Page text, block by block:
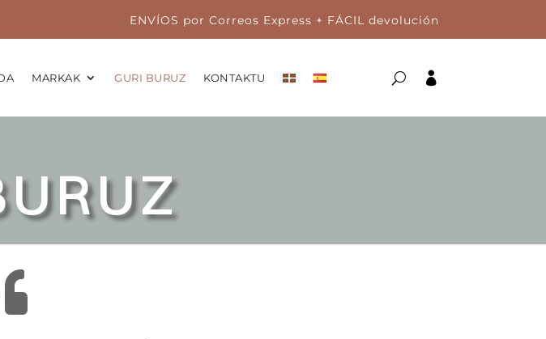
ENVÍOS por Correos Express + FÁCIL devolución
MARKAK GURI BURUZ KONTAKTU 